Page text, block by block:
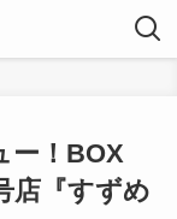
ー！BOX
店『すずめ